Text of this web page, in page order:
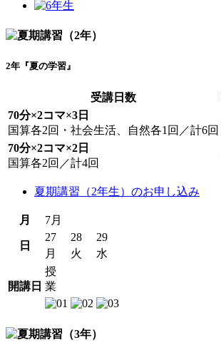
2年『夏の学習』
受講日数
70分×2コマ×3日
国算各2回・社会生活、自然各1回／計6回
70分×2コマ×2日
国算各2回／計4回
夏期講習（2年生）のお申し込み
月 7月
日
27 28
29
月
火 水
開講日
授
業